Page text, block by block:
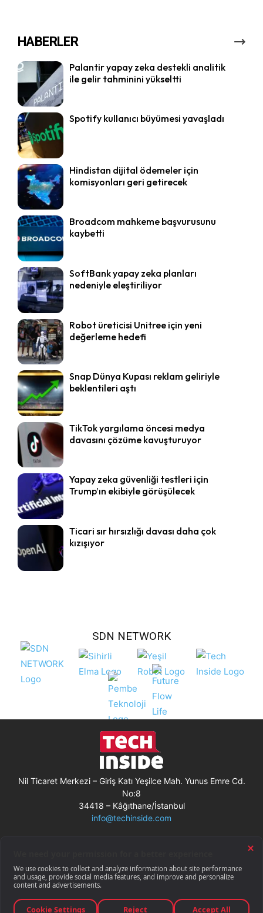
HABERLER
Palantir yapay zeka destekli analitik
ile gelir tahminini yükseltti
Spotify kullanıcı büyümesi yavaşladı
Hindistan dijital ödemeler için
komisyonları geri getirecek
Broadcom mahkeme başvurusunu
kaybetti
SoftBank yapay zeka planları
nedeniyle eleştiriliyor
Robot üreticisi Unitree için yeni
değerleme hedefi
Snap Dünya Kupası reklam geliriyle
beklentileri aştı
TikTok yargılama öncesi medya
davasını çözüme kavuşturuyor
Yapay zeka güvenliği testleri için
Trump’ın ekibiyle görüşülecek
Ticari sır hırsızlığı davası daha çok
kızışıyor
SDN NETWORK
Nil Ticaret Merkezi – Giriş Katı Yeşilce Mah. Yunus Emre Cd.
No:8
34418 – Kâğıthane/İstanbul
info@techinside.com
Gizlilik Bildirimi
RSS
© Techinside.com, İnternet Medyası